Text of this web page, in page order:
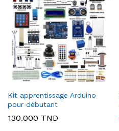
Kit apprentissage Arduino
pour débutant
130.000 TND